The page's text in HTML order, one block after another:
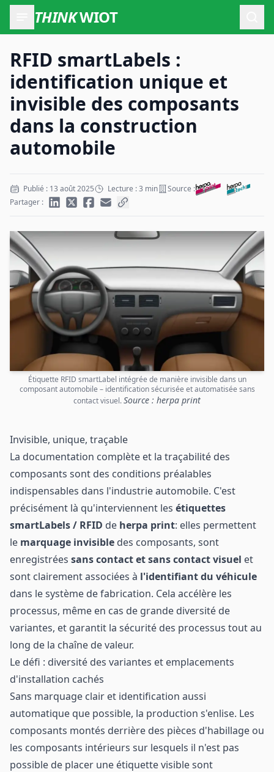
THINKWIOT
RFID smartLabels :
identification unique et
invisible des composants
dans la construction
automobile
Publié : 13 août 2025 Lecture : 3 min
Source :
Partager :
Étiquette RFID smartLabel intégrée de manière invisible dans un
composant automobile – identification sécurisée et automatisée sans
contact visuel.Source : herpa print
Invisible, unique, traçable
La documentation complète et la traçabilité des
composants sont des conditions préalables
indispensables dans l'industrie automobile. C'est
précisément là qu'interviennent les étiquettes
smartLabels / RFID de herpa print: elles permettent
le marquage invisible des composants, sont
enregistrées sans contact et sans contact visuel et
sont clairement associées à l'identifiant du véhicule
dans le système de fabrication. Cela accélère les
processus, même en cas de grande diversité de
variantes, et garantit la sécurité des processus tout au
long de la chaîne de valeur.
Le défi : diversité des variantes et emplacements
d'installation cachés
Sans marquage clair et identification aussi
automatique que possible, la production s'enlise. Les
composants montés derrière des pièces d'habillage ou
les composants intérieurs sur lesquels il n'est pas
possible de placer une étiquette visible sont